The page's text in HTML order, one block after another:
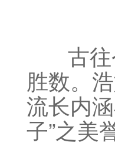
古往
胜数。
流长内
子